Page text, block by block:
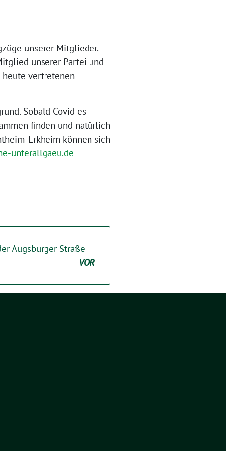
unserer Mitglieder.
unserer Partei und
heute vertretenen
Sobald Covid es
finden und natürlich
Erkheim können sich
unterallgaeu.de
Augsburger Straße
VOR